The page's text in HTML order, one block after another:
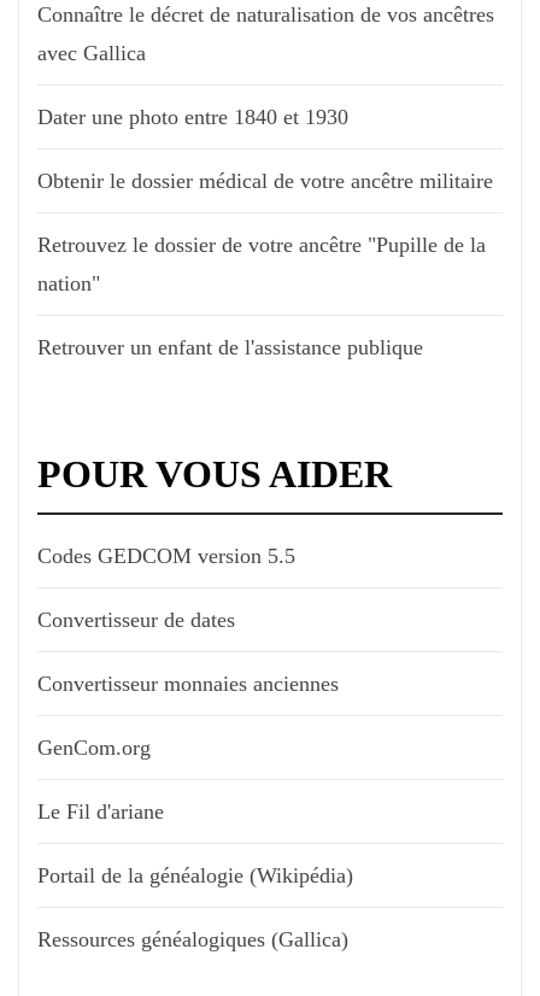
Connaître le décret de naturalisation de vos ancêtres
avec Gallica
Dater une photo entre 1840 et 1930
Obtenir le dossier médical de votre ancêtre militaire
Retrouvez le dossier de votre ancêtre "Pupille de la
nation"
Retrouver un enfant de l'assistance publique
POUR VOUS AIDER
Codes GEDCOM version 5.5
Convertisseur de dates
Convertisseur monnaies anciennes
GenCom.org
Le Fil d'ariane
Portail de la généalogie (Wikipédia)
Ressources généalogiques (Gallica)